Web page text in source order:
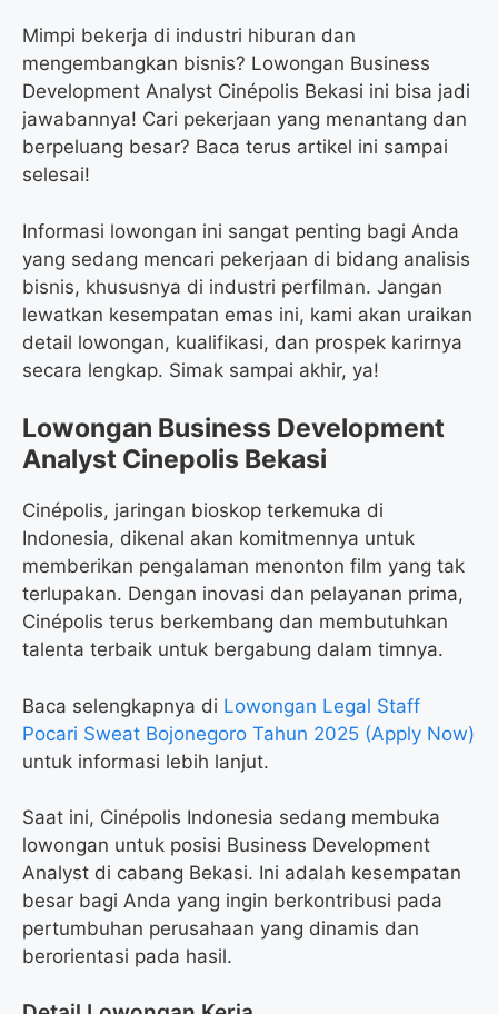
Mimpi bekerja di industri hiburan dan
mengembangkan bisnis? Lowongan Business
Development Analyst Cinépolis Bekasi ini bisa jadi
jawabannya! Cari pekerjaan yang menantang dan
berpeluang besar? Baca terus artikel ini sampai
selesai!
Informasi lowongan ini sangat penting bagi Anda
yang sedang mencari pekerjaan di bidang analisis
bisnis, khususnya di industri perfilman. Jangan
lewatkan kesempatan emas ini, kami akan uraikan
detail lowongan, kualifikasi, dan prospek karirnya
secara lengkap. Simak sampai akhir, ya!
Lowongan Business Development
Analyst Cinepolis Bekasi
Cinépolis, jaringan bioskop terkemuka di
Indonesia, dikenal akan komitmennya untuk
memberikan pengalaman menonton film yang tak
terlupakan. Dengan inovasi dan pelayanan prima,
Cinépolis terus berkembang dan membutuhkan
talenta terbaik untuk bergabung dalam timnya.
Baca selengkapnya di Lowongan Legal Staff
Pocari Sweat Bojonegoro Tahun 2025 (Apply Now)
untuk informasi lebih lanjut.
Saat ini, Cinépolis Indonesia sedang membuka
lowongan untuk posisi Business Development
Analyst di cabang Bekasi. Ini adalah kesempatan
besar bagi Anda yang ingin berkontribusi pada
pertumbuhan perusahaan yang dinamis dan
berorientasi pada hasil.